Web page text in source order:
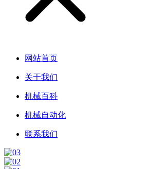
网站首页
关于我们
机械百科
机械自动化
联系我们